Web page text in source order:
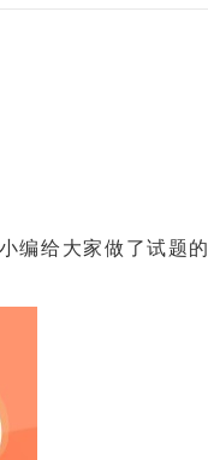
编给大家做了试题的